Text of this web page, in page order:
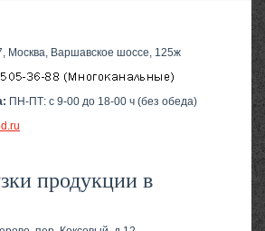
Москва, Варшавское шоссе, 125ж
ПН-ПТ: с 9-00 до 18-00 ч (без обеда)
продукции в